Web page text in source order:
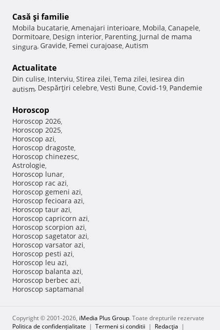
Casă şi familie
Mobila bucatarie, Amenajari interioare, Mobila, Canapele,
Dormitoare, Design interior, Parenting, Jurnal de mama
singura, Gravide, Femei curajoase, Autism
Actualitate
Din culise, Interviu, Stirea zilei, Tema zilei, Iesirea din
autism, Despărţiri celebre, Vesti Bune, Covid-19, Pandemie
Horoscop
Horoscop 2026,
Horoscop 2025,
Horoscop azi,
Horoscop dragoste,
Horoscop chinezesc,
Astrologie,
Horoscop lunar,
Horoscop rac azi,
Horoscop gemeni azi,
Horoscop fecioara azi,
Horoscop taur azi,
Horoscop capricorn azi,
Horoscop scorpion azi,
Horoscop sagetator azi,
Horoscop varsator azi,
Horoscop pesti azi,
Horoscop leu azi,
Horoscop balanta azi,
Horoscop berbec azi,
Horoscop saptamanal
Copyright © 2001-2026, iMedia Plus Group. Toate drepturile rezervate
Politica de confidențialitate | Termeni si conditii | Redacţia |